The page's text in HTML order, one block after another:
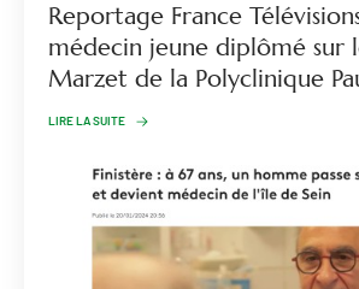
Reportage France
médecin jeune diplômé sur
Marzet de la Polyclinique
LIRE LA SUITE